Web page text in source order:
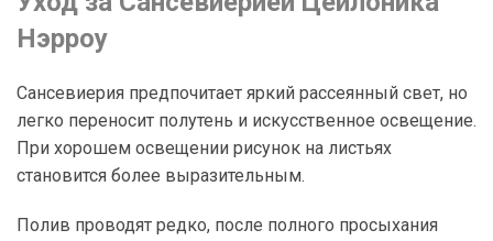
Нэрроу
Сансевиерия предпочитает яркий рассеянный свет, но
легко переносит полутень и искусственное освещение.
При хорошем освещении рисунок на листьях
становится более выразительным.
Полив проводят редко, после полного просыхания